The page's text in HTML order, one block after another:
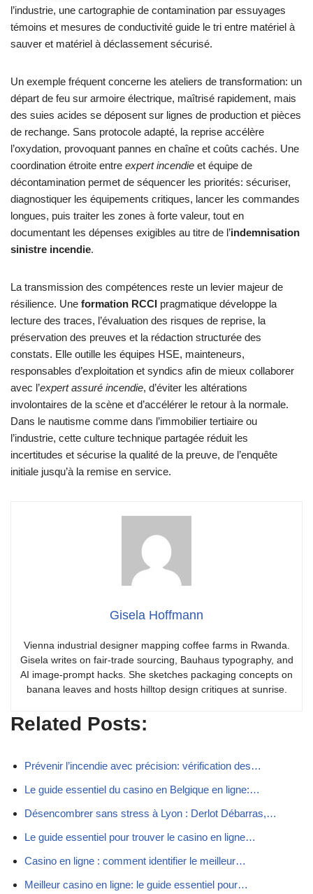
l’industrie, une cartographie de contamination par essuyages
témoins et mesures de conductivité guide le tri entre matériel à
sauver et matériel à déclassement sécurisé.
Un exemple fréquent concerne les ateliers de transformation: un
départ de feu sur armoire électrique, maîtrisé rapidement, mais
des suies acides se déposent sur lignes de production et pièces
de rechange. Sans protocole adapté, la reprise accélère
l’oxydation, provoquant pannes en chaîne et coûts cachés. Une
coordination étroite entre expert incendie et équipe de
décontamination permet de séquencer les priorités: sécuriser,
diagnostiquer les équipements critiques, lancer les commandes
longues, puis traiter les zones à forte valeur, tout en
documentant les dépenses exigibles au titre de l’indemnisation
sinistre incendie.
La transmission des compétences reste un levier majeur de
résilience. Une formation RCCI pragmatique développe la
lecture des traces, l’évaluation des risques de reprise, la
préservation des preuves et la rédaction structurée des
constats. Elle outille les équipes HSE, mainteneurs,
responsables d’exploitation et syndics afin de mieux collaborer
avec l’expert assuré incendie, d’éviter les altérations
involontaires de la scène et d’accélérer le retour à la normale.
Dans le nautisme comme dans l’immobilier tertiaire ou
l’industrie, cette culture technique partagée réduit les
incertitudes et sécurise la qualité de la preuve, de l’enquête
initiale jusqu’à la remise en service.
Gisela Hoffmann
Vienna industrial designer mapping coffee farms in Rwanda.
Gisela writes on fair-trade sourcing, Bauhaus typography, and
AI image-prompt hacks. She sketches packaging concepts on
banana leaves and hosts hilltop design critiques at sunrise.
Related Posts:
Prévenir l’incendie avec précision: vérification des…
Le guide essentiel du casino en Belgique en ligne:…
Désencombrer sans stress à Lyon : Derlot Débarras,…
Le guide essentiel pour trouver le casino en ligne…
Casino en ligne : comment identifier le meilleur…
Meilleur casino en ligne: le guide essentiel pour…